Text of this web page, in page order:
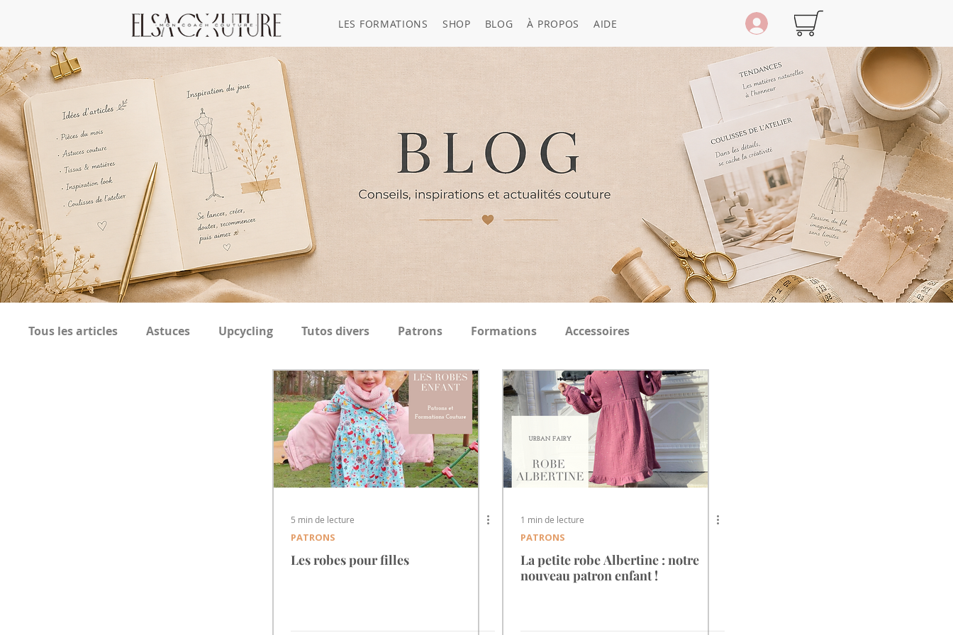
LES FORMATIONS SHOP BLOG À PROPOS AIDE
Tous les articles Astuces Upcycling Tutos divers Patrons Formations Accessoires
5 min de lecture
PATRONS
Les robes pour filles
1 min de lecture
PATRONS
La petite robe Albertine : notre
nouveau patron enfant !